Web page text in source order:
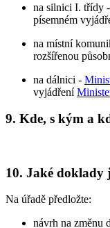
na silnici I. třídy
písemném
na místní
rozšířenou
na dálnici -
vyjádření
9. Kde, s kým a
10. Jaké doklady
Na úřadě předložte:
návrh na změnu